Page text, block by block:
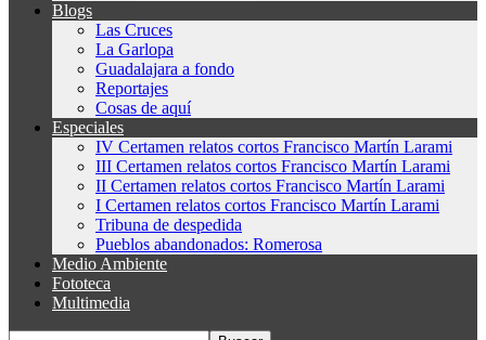
Blogs
Las Cruces
La Garlopa
Guadalajara a fondo
Reportajes
Cosas de aquí
Especiales
IV Certamen relatos cortos Francisco Martín Larami
III Certamen relatos cortos Francisco Martín Larami
II Certamen relatos cortos Francisco Martín Larami
I Certamen relatos cortos Francisco Martín Larami
Tribuna de despedida
Pueblos abandonados: Romerosa
Medio Ambiente
Fototeca
Multimedia